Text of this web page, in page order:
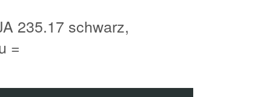
235.17 schwarz,
=